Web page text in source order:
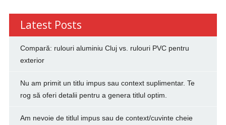
Latest Posts
Compară: rulouri aluminiu Cluj vs. rulouri PVC pentru
exterior
Nu am primit un titlu impus sau context suplimentar. Te
rog să oferi detalii pentru a genera titlul optim.
Am nevoie de titlul impus sau de context/cuvinte cheie